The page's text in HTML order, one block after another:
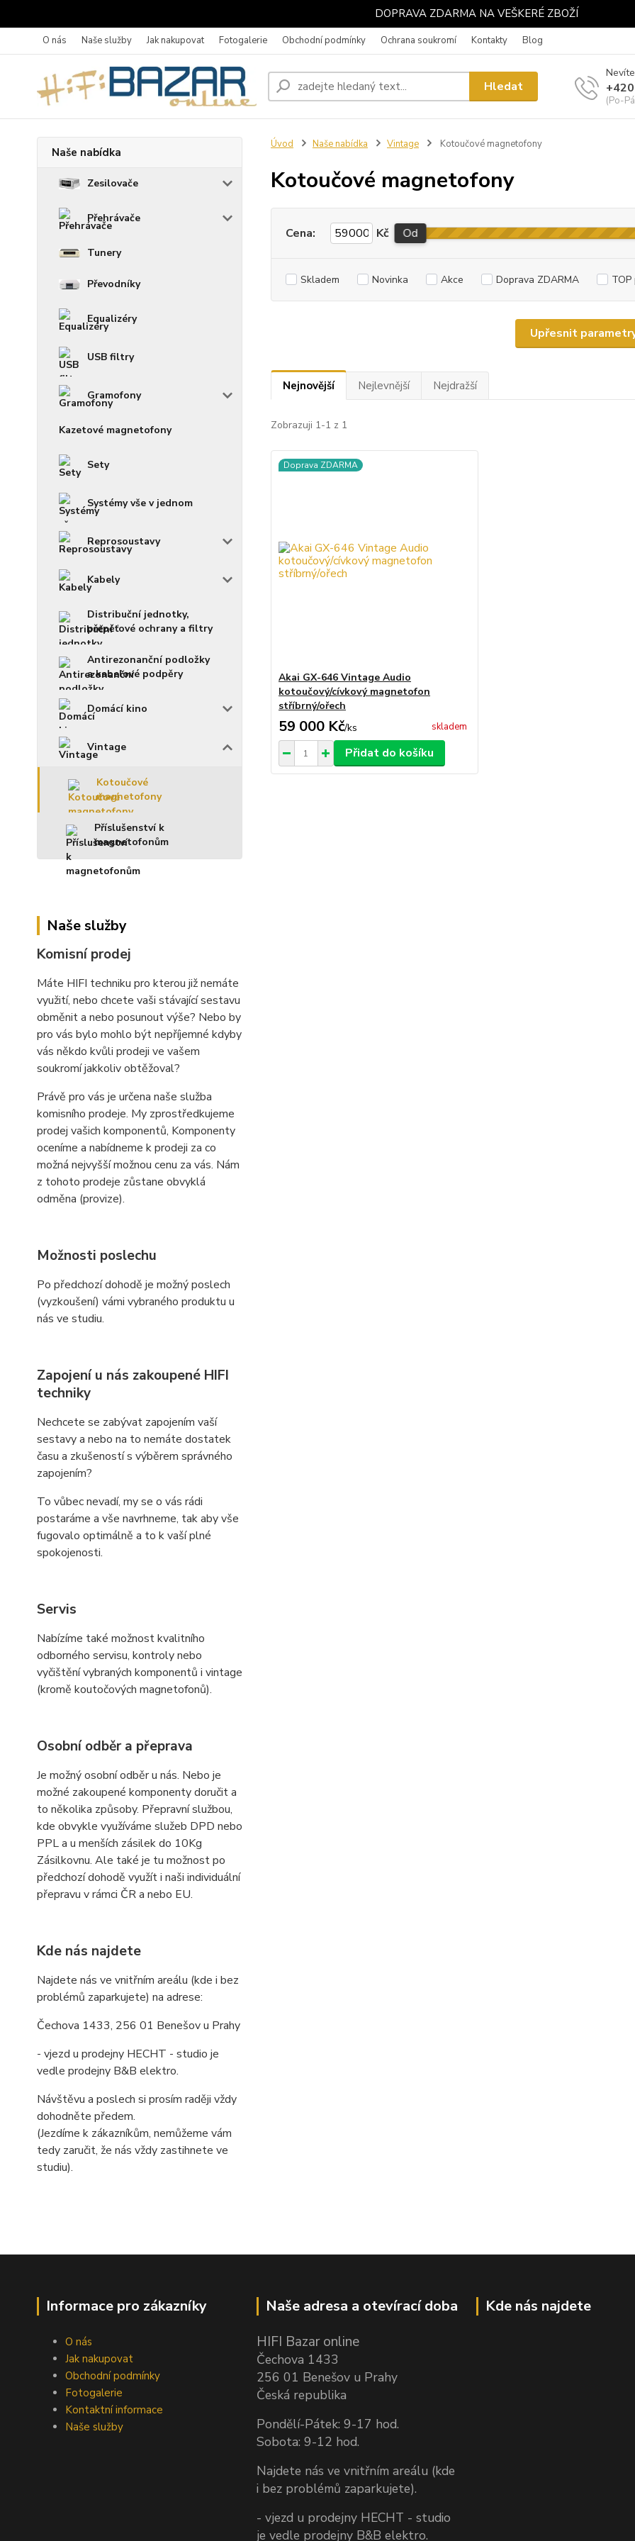
DOPRAVA ZDARMA NA VEŠKERÉ ZBOŽÍ
O nás Naše služby Jak nakupovat Fotogalerie Obchodní podmínky Ochrana soukromí Kontakty Blog
Hledat
(Po-
Naše nabídka
Zesilovače
Přehrávače
Tunery
Převodníky
Equalizéry
USB filtry
Gramofony
Kazetové magnetofony
Sety
Systémy vše v jednom
Reprosoustavy
Kabely
Distribuční jednotky,
přepěťové ochrany a filtry
Antirezonanční podložky
a kabelové podpěry
Domácí kino
Vintage
Kotoučové
magnetofony
Příslušenství k
magnetofonům
Naše služby
Komisní prodej
Máte HIFI techniku pro kterou již nemáte
využití, nebo chcete vaši stávající sestavu
obměnit a nebo posunout výše? Nebo by
pro vás bylo mohlo být nepříjemné kdyby
vás někdo kvůli prodeji ve vašem
soukromí jakkoliv obtěžoval?
Právě pro vás je určena naše služba
komisního prodeje. My zprostředkujeme
prodej vašich komponentů, Komponenty
oceníme a nabídneme k prodeji za co
možná nejvyšší možnou cenu za vás. Nám
z tohoto prodeje zůstane obvyklá
odměna (provize).
Možnosti poslechu
Po předchozí dohodě je možný poslech
(vyzkoušení) vámi vybraného produktu u
nás ve studiu.
Zapojení u nás zakoupené HIFI
techniky
Nechcete se zabývat zapojením vaší
sestavy a nebo na to nemáte dostatek
času a zkušeností s výběrem správného
zapojením?
To vůbec nevadí, my se o vás rádi
postaráme a vše navrhneme, tak aby vše
fugovalo optimálně a to k vaší plné
spokojenosti.
Servis
Nabízíme také možnost kvalitního
odborného servisu, kontroly nebo
vyčištění vybraných komponentů i vintage
(kromě koutočových magnetofonů).
Osobní odběr a přeprava
Je možný osobní odběr u nás. Nebo je
možné zakoupené komponenty doručit a
to několika způsoby. Přepravní službou,
kde obvykle využíváme služeb DPD nebo
PPL a u menších zásilek do 10Kg
Zásilkovnu. Ale také je tu možnost po
předchozí dohodě využít i naši individuální
přepravu v rámci ČR a nebo EU.
Kde nás najdete
Najdete nás ve vnitřním areálu (kde i bez
problémů zaparkujete) na adrese:
Čechova 1433, 256 01 Benešov u Prahy
- vjezd u prodejny HECHT - studio je
vedle prodejny B&B elektro.
Návštěvu a poslech si prosím raději vždy
dohodněte předem.
(Jezdíme k zákazníkům, nemůžeme vám
tedy zaručit, že nás vždy zastihnete ve
studiu).
Úvod Naše nabídka Vintage Kotoučové magnetofony
Kotoučové magnetofony
Upřesnit
Cena: Kč Od
Skladem Novinka Akce Doprava ZDARMA
Nejnovější Nejlevnější Nejdražší
Zobrazuji 1-1 z 1
Doprava ZDARMA
Akai GX-646 Vintage Audio
kotoučový/cívkový magnetofon
stříbrný/ořech
59 000 Kč/ks skladem
Přidat do košíku
Informace pro zákazníky
O nás
Jak nakupovat
Obchodní podmínky
Fotogalerie
Kontaktní informace
Naše služby
Naše adresa a otevírací doba
HIFI Bazar online
Čechova 1433
256 01 Benešov u Prahy
Česká republika
Pondělí-Pátek: 9-17 hod.
Sobota: 9-12 hod.
Najdete nás ve vnitřním areálu (kde
i bez problémů zaparkujete).
- vjezd u prodejny HECHT - studio
je vedle prodejny B&B elektro.
Kde nás najdete